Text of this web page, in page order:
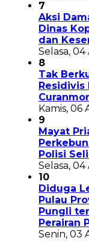
7
Aksi
Dinas
dan
Selasa, 04
8
Tak
Residivis
Kamis, 06
9
Mayat
Polisi
Selasa,
10
Diduga
Pulau
Pungli
Perairan
Senin, 03